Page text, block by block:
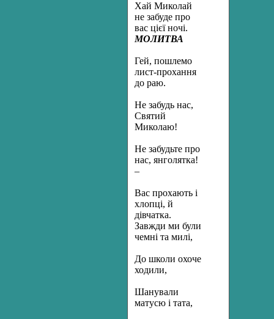
Хай Миколай
не забуде про
вас цієї ночі.
МОЛИТВА
Гей, пошлемо
лист-прохання
до раю.
Не забудь нас,
Святий
Миколаю!
Не забудьте про
нас, янголятка!
–
Вас прохають і
хлопці, й
дівчатка.
Завжди ми були
чемні та милі,
До школи охоче
ходили,
Шанували
матусю і тата,